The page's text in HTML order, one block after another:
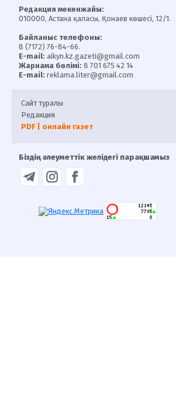
Редакция мекенжайы:
010000, Астана қаласы, Қонаев көшесі, 12/1.
Байланыс телефоны:
8 (7172) 76-84-66.
E-mail: aikyn.kz.gazeti@gmail.com
Жарнама бөлімі: 8 701 675 42 14
E-mail: reklama.liter@gmail.com
Сайт туралы
Редакция
PDF | онлайн газет
Біздің әлеуметтік желідегі парақшамыз